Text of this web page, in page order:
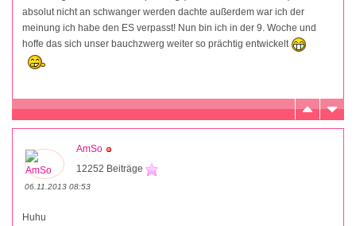
absolut nicht an schwanger werden dachte außerdem war ich der
meinung ich habe den ES verpasst! Nun bin ich in der 9. Woche und
hoffe das sich unser bauchzwerg weiter so prächtig entwickelt
AmSo
12252 Beiträge
06.11.2013 08:53
Huhu